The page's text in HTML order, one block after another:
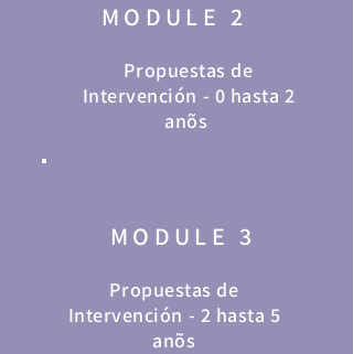
MODULE 2
Propuestas de
Intervención - 0 hasta 2
anõs
MODULE 3
Propuestas de
Intervención - 2 hasta 5
anõs